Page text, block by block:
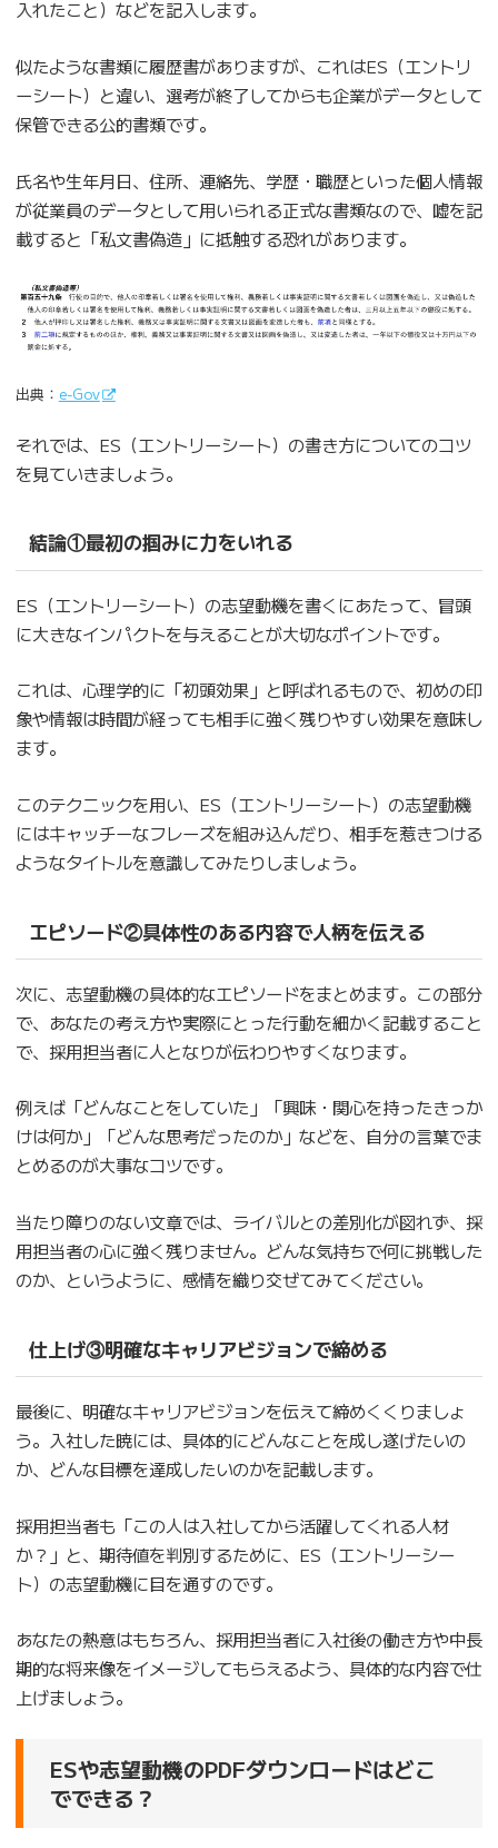
入れたこと）などを記入します。
似たような書類に履歴書がありますが、これはES（エントリ
ーシート）と違い、選考が終了してからも企業がデータとして
保管できる公的書類です。
氏名や生年月日、住所、連絡先、学歴・職歴といった個人情報
が従業員のデータとして用いられる正式な書類なので、嘘を記
載すると「私文書偽造」に抵触する恐れがあります。
出典： e-Gov
それでは、ES（エントリーシート）の書き方についてのコツ
を見ていきましょう。
結論①最初の掴みに力をいれる
ES（エントリーシート）の志望動機を書くにあたって、冒頭
に大きなインパクトを与えることが大切なポイントです。
これは、心理学的に「初頭効果」と呼ばれるもので、初めの印
象や情報は時間が経っても相手に強く残りやすい効果を意味し
ます。
このテクニックを用い、ES（エントリーシート）の志望動機
にはキャッチーなフレーズを組み込んだり、相手を惹きつける
ようなタイトルを意識してみたりしましょう。
エピソード②具体性のある内容で人柄を伝える
次に、志望動機の具体的なエピソードをまとめます。この部分
で、あなたの考え方や実際にとった行動を細かく記載すること
で、採用担当者に人となりが伝わりやすくなります。
例えば「どんなことをしていた」「興味・関心を持ったきっか
けは何か」「どんな思考だったのか」などを、自分の言葉でま
とめるのが大事なコツです。
当たり障りのない文章では、ライバルとの差別化が図れず、採
用担当者の心に強く残りません。どんな気持ちで何に挑戦した
のか、というように、感情を織り交ぜてみてください。
仕上げ③明確なキャリアビジョンで締める
最後に、明確なキャリアビジョンを伝えて締めくくりましょ
う。入社した暁には、具体的にどんなことを成し遂げたいの
か、どんな目標を達成したいのかを記載します。
採用担当者も「この人は入社してから活躍してくれる人材
か？」と、期待値を判別するために、ES（エントリーシー
ト）の志望動機に目を通すのです。
あなたの熱意はもちろん、採用担当者に入社後の働き方や中長
期的な将来像をイメージしてもらえるよう、具体的な内容で仕
上げましょう。
ESや志望動機のPDFダウンロードはどこ
でできる？